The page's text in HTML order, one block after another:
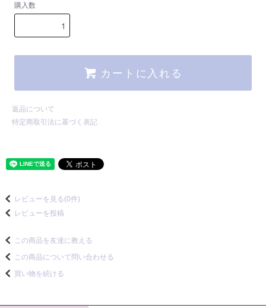
購入数
カートに入れる
返品について
特定商取引法に基づく表記
レビューを見る(0件)
レビューを投稿
この商品を友達に教える
この商品について問い合わせる
買い物を続ける